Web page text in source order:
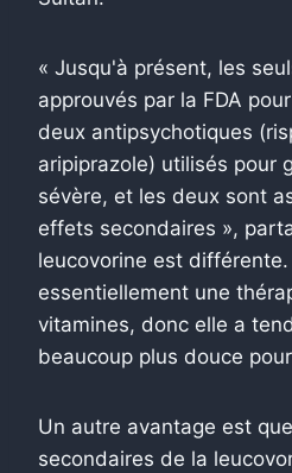
« Jusqu'à présent, les
approuvés par la FDA
deux antipsychotiques
aripiprazole) utilisés pour
sévère, et les deux sont
effets secondaires »,
leucovorine est
essentiellement une
vitamines, donc elle a
beaucoup plus douce
Un autre avantage est
secondaires de la